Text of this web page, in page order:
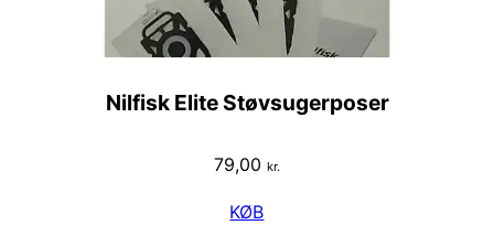
Nilfisk Elite Støvsugerposer
79,00 kr.
KØB